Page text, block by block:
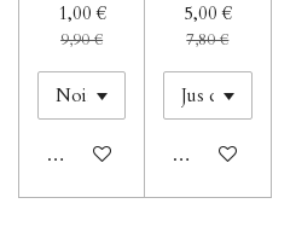
1,00 €
9,90 €
Ajouter au panier
5,00 €
7,80 €
Ajouter au panier